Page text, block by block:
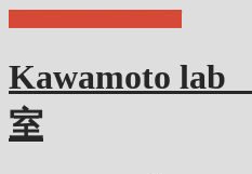
Kawamoto lab
室